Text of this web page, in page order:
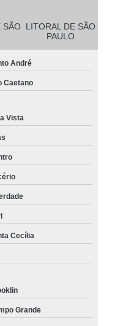
SÃO LITORAL DE SÃO
PAULO
André
Caetano
Vista
Cecília
Grande